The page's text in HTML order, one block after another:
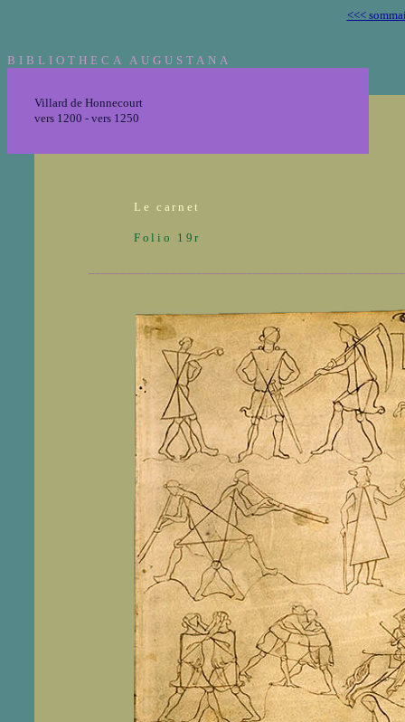
<<<
BIBLIOTHECA AUGUSTANA
Villard de Honnecourt
vers 1200 - vers 1250
Le carnet
Folio 19r